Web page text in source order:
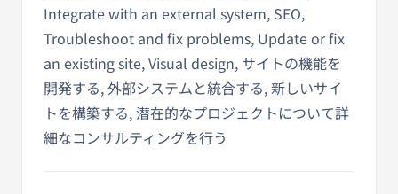
Integrate with an external system, SEO,
Troubleshoot and fix problems, Update or fix
an existing site, Visual design, サイトの機能を
開発する, 外部システムと統合する, 新しいサイ
トを構築する, 潜在的なプロジェクトについて詳
細なコンサルティングを行う